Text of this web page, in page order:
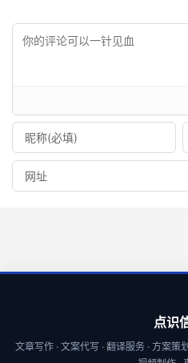
点识
文章写作 · 文案代写 · 翻译服务 · 方案策